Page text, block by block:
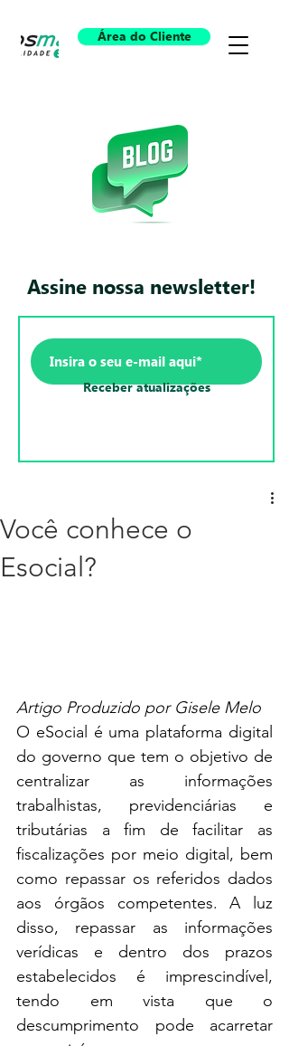
Área do Cliente
Assine nossa newsletter!
Receber atualizações
Você conhece o
Esocial?
Artigo Produzido por Gisele Melo
O eSocial é uma plataforma digital
do governo que tem o objetivo de
centralizar as informações
trabalhistas, previdenciárias e
tributárias a fim de facilitar as
fiscalizações por meio digital, bem
como repassar os referidos dados
aos órgãos competentes. A luz
disso, repassar as informações
verídicas e dentro dos prazos
estabelecidos é imprescindível,
tendo em vista que o
descumprimento pode acarretar